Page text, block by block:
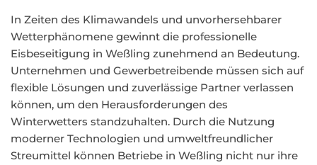
In Zeiten des Klimawandels und unvorhersehbarer
Wetterphänomene gewinnt die professionelle
Eisbeseitigung in Weßling zunehmend an Bedeutung.
Unternehmen und Gewerbetreibende müssen sich auf
flexible Lösungen und zuverlässige Partner verlassen
können, um den Herausforderungen des
Winterwetters standzuhalten. Durch die Nutzung
moderner Technologien und umweltfreundlicher
Streumittel können Betriebe in Weßling nicht nur ihre